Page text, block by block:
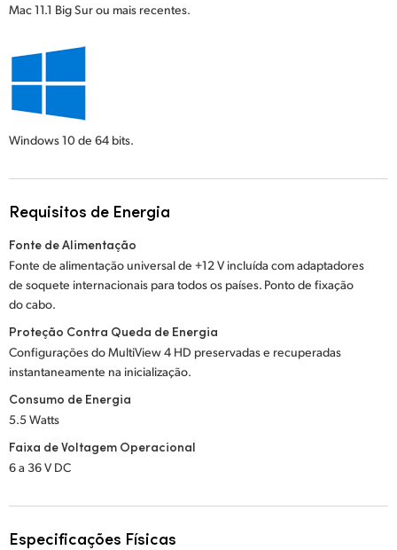
Mac 11.1 Big Sur ou mais recentes.
Windows 10 de 64 bits.
Requisitos de Energia
Fonte de Alimentação
Fonte de alimentação universal de +12 V incluída com adaptadores
de soquete internacionais para todos os países. Ponto de fixação
do cabo.
Proteção Contra Queda de Energia
Configurações do MultiView 4 HD preservadas e recuperadas
instantaneamente na inicialização.
Consumo de Energia
5.5 Watts
Faixa de Voltagem Operacional
6 a 36 V DC
Especificações Físicas